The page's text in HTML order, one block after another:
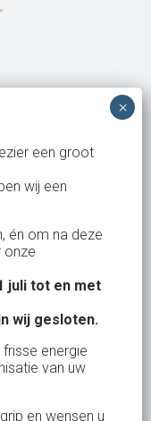
een groot
wij een
én om na deze
onze
juli tot en met
wij gesloten.
energie
van uw
en wensen u